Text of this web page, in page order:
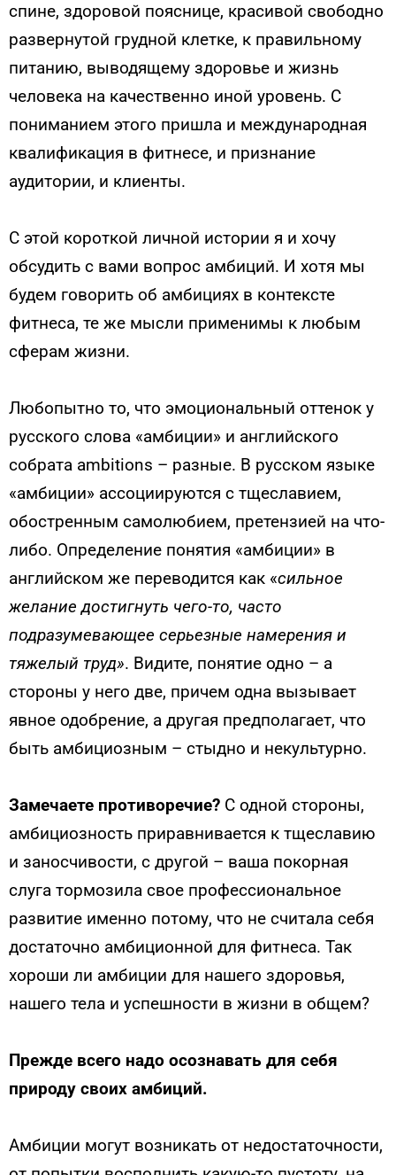
спине, здоровой пояснице, красивой свободно
развернутой грудной клетке, к правильному
питанию, выводящему здоровье и жизнь
человека на качественно иной уровень. С
пониманием этого пришла и международная
квалификация в фитнесе, и признание
аудитории, и клиенты.
С этой короткой личной истории я и хочу
обсудить с вами вопрос амбиций. И хотя мы
будем говорить об амбициях в контексте
фитнеса, те же мысли применимы к любым
сферам жизни.
Любопытно то, что эмоциональный оттенок у
русского слова «амбиции» и английского
собрата ambitions – разные. В русском языке
«амбиции» ассоциируются с тщеславием,
обостренным самолюбием, претензией на что-
либо. Определение понятия «амбиции» в
английском же переводится как «сильное
желание достигнуть чего-то, часто
подразумевающее серьезные намерения и
тяжелый труд». Видите, понятие одно – а
стороны у него две, причем одна вызывает
явное одобрение, а другая предполагает, что
быть амбициозным – стыдно и некультурно.
Замечаете противоречие? С одной стороны,
амбициозность приравнивается к тщеславию
и заносчивости, с другой – ваша покорная
слуга тормозила свое профессиональное
развитие именно потому, что не считала себя
достаточно амбиционной для фитнеса. Так
хороши ли амбиции для нашего здоровья,
нашего тела и успешности в жизни в общем?
Прежде всего надо осознавать для себя
природу своих амбиций.
Амбиции могут возникать от недостаточности,